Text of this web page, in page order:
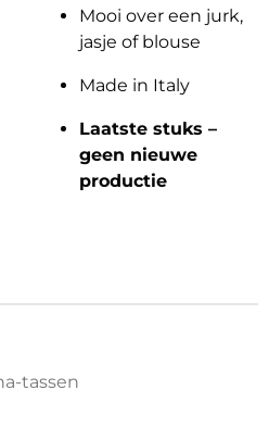
Mooi over een jurk,
jasje of blouse
Made in Italy
Laatste stuks –
geen nieuwe
productie
tassen